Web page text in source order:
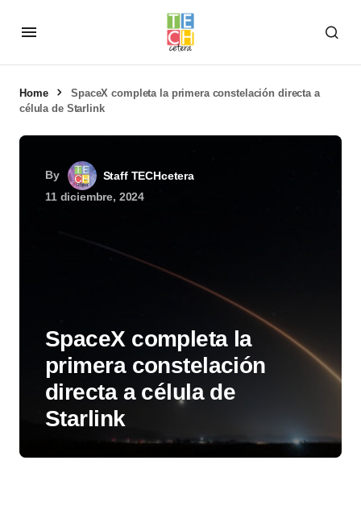
Home
SpaceX completa la primera constelación directa a
célula de Starlink
By
Staff TECHcetera
11 diciembre, 2024
SpaceX completa la
primera constelación
directa a célula de
Starlink